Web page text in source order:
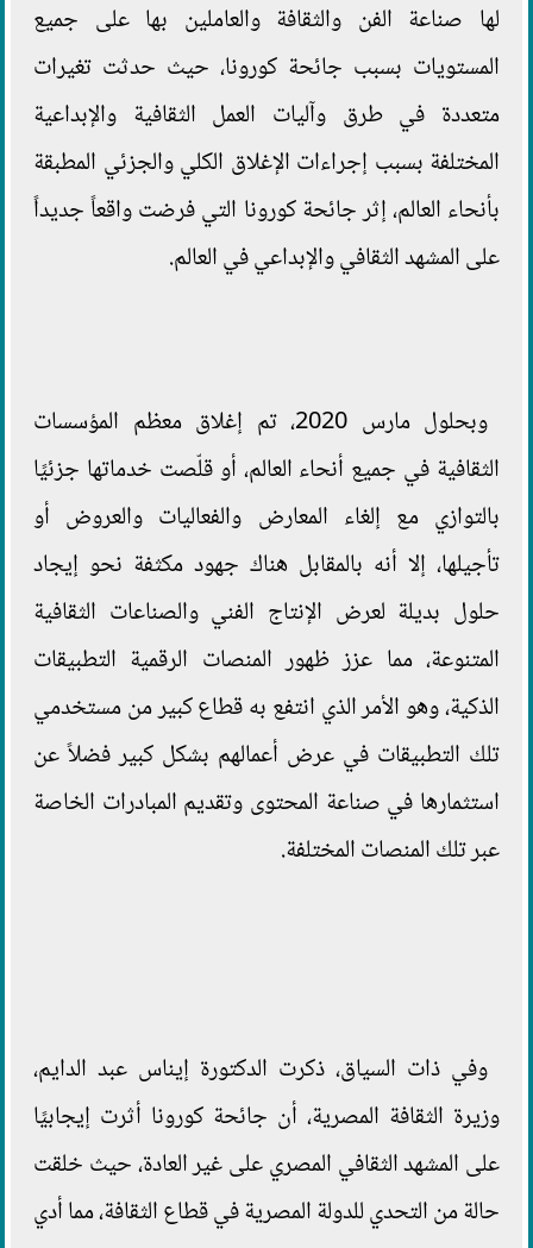
لها صناعة الفن والثقافة والعاملين بها على جميع
المستويات بسبب جائحة كورونا، حيث حدثت تغيرات
متعددة في طرق وآليات العمل الثقافية والإبداعية
المختلفة بسبب إجراءات الإغلاق الكلي والجزئي المطبقة
بأنحاء العالم، إثر جائحة كورونا التي فرضت واقعاً جديداً
على المشهد الثقافي والإبداعي في العالم.
وبحلول مارس 2020، تم إغلاق معظم المؤسسات
الثقافية في جميع أنحاء العالم، أو قلّصت خدماتها جزئيًا
بالتوازي مع إلغاء المعارض والفعاليات والعروض أو
تأجيلها، إلا أنه بالمقابل هناك جهود مكثفة نحو إيجاد
حلول بديلة لعرض الإنتاج الفني والصناعات الثقافية
المتنوعة، مما عزز ظهور المنصات الرقمية التطبيقات
الذكية، وهو الأمر الذي انتفع به قطاع كبير من مستخدمي
تلك التطبيقات في عرض أعمالهم بشكل كبير فضلاً عن
استثمارها في صناعة المحتوى وتقديم المبادرات الخاصة
عبر تلك المنصات المختلفة.
وفي ذات السياق، ذكرت الدكتورة إيناس عبد الدايم،
وزيرة الثقافة المصرية، أن جائحة كورونا أثرت إيجابيًا
على المشهد الثقافي المصري على غير العادة، حيث خلقت
حالة من التحدي للدولة المصرية في قطاع الثقافة، مما أدي